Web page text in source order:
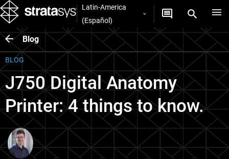
Latin-America
(Español)
Blog
BLOG
J750 Digital Anatomy
Printer: 4 things to know.